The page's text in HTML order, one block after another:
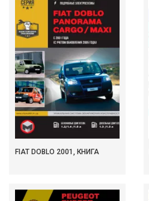
FIAT DOBLO 2001, КНИГА